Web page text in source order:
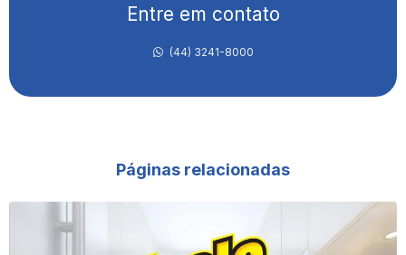
Brilha Inox Spray
Cera De Carnaúba Facille Incolor
Cera De Carnaúba Para Madeira
Entre em contato
(44) 3241-8000
Páginas relacionadas